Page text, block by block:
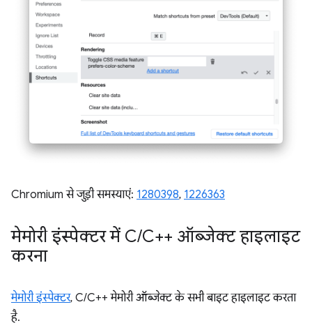
Chromium से जुड़ी समस्याएं: 1280398, 1226363
मेमोरी इंस्पेक्टर में C/C++ ऑब्जेक्ट हाइलाइट
करना
मेमोरी इंस्पेक्टर, C/C++ मेमोरी ऑब्जेक्ट के सभी बाइट हाइलाइट करता
है.